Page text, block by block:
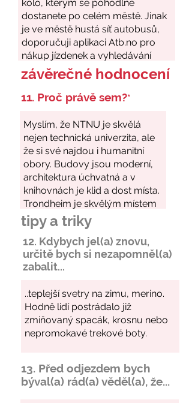
závěrečné hodnocení
11. Proč právě sem?*
tipy a triky
12. Kdybych jel(a) znovu,
určitě bych si nezapomněl(a)
zabalit...
13. Před odjezdem bych
býval(a) rád(a) věděl(a), že...